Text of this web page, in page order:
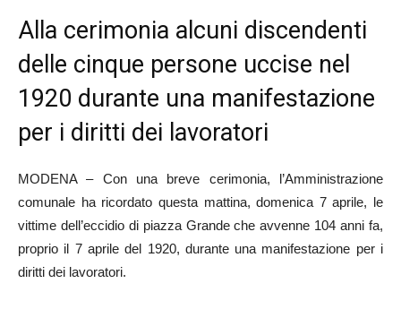
Alla cerimonia alcuni discendenti
delle cinque persone uccise nel
1920 durante una manifestazione
per i diritti dei lavoratori
MODENA – Con una breve cerimonia, l’Amministrazione
comunale ha ricordato questa mattina, domenica 7 aprile, le
vittime dell’eccidio di piazza Grande che avvenne 104 anni fa,
proprio il 7 aprile del 1920, durante una manifestazione per i
diritti dei lavoratori.